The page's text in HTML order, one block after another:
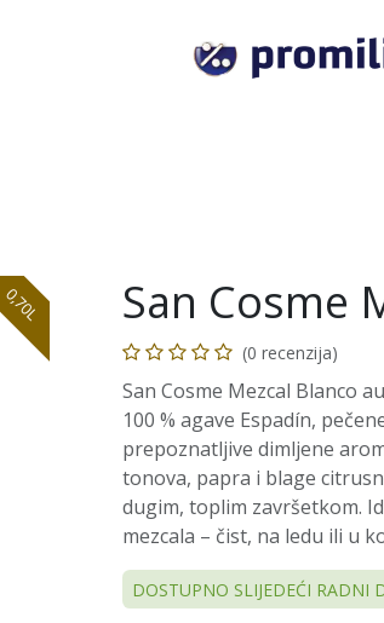
0,70L San Cosme
(0 recenzija)
San Cosme Mezcal Blanco
100 % agave Espadín,
prepoznatljive dimljene
tonova, papra i blage
dugim, toplim završetkom.
mezcala – čist, na ledu ili u
DOSTUPNO SLIJEDEĆI RADNI